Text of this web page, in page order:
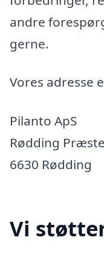
andre
gerne.
Vores adresse
Pilanto ApS
Rødding
6630 Rødding
Vi